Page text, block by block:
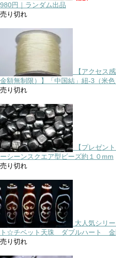
980円｜ランダム出品
売り切れ
【アクセス
金額無制限）】「中国結」紐-3（米
売り切れ
【プレゼン
ーシーンスクエア型ビーズ約１０mm
売り切れ
大人気シリ
ト☆チベット天珠 ダブルハート
売り切れ